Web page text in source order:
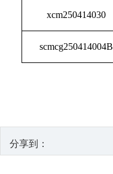
xcm250414030
scmcg250414004B
分享到：